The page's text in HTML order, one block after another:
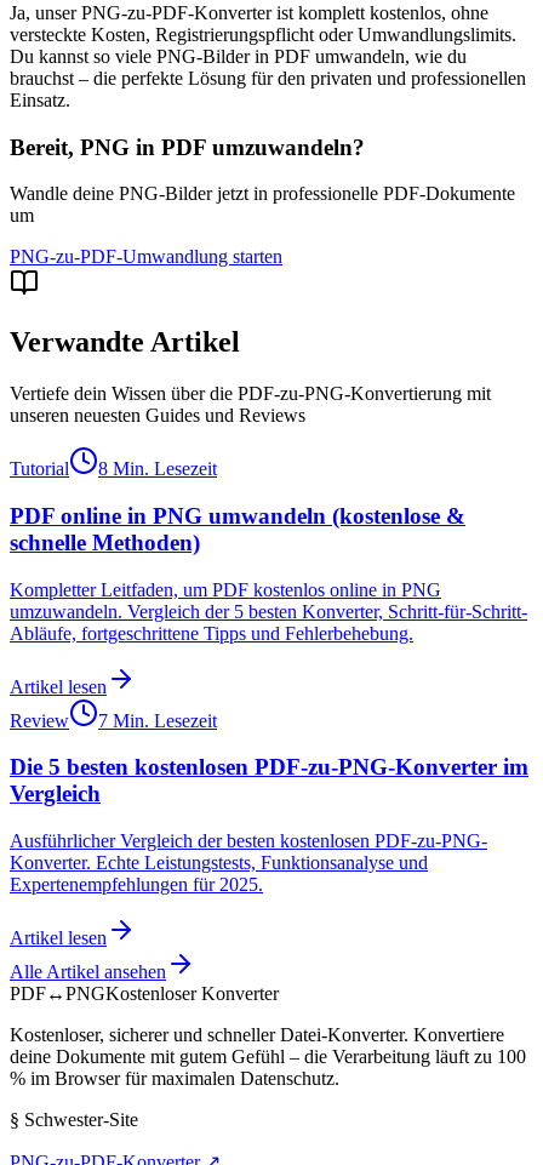
Ja, unser PNG-zu-PDF-Konverter ist komplett kostenlos, ohne
versteckte Kosten, Registrierungspflicht oder Umwandlungslimits.
Du kannst so viele PNG-Bilder in PDF umwandeln, wie du
brauchst – die perfekte Lösung für den privaten und professionellen
Einsatz.
Bereit, PNG in PDF umzuwandeln?
Wandle deine PNG-Bilder jetzt in professionelle PDF-Dokumente
um
PNG-zu-PDF-Umwandlung starten
Verwandte Artikel
Vertiefe dein Wissen über die PDF-zu-PNG-Konvertierung mit
unseren neuesten Guides und Reviews
Tutorial 8 Min. Lesezeit
PDF online in PNG umwandeln (kostenlose &
schnelle Methoden)
Kompletter Leitfaden, um PDF kostenlos online in PNG
umzuwandeln. Vergleich der 5 besten Konverter, Schritt-für-Schritt-
Abläufe, fortgeschrittene Tipps und Fehlerbehebung.
Artikel lesen
Review
7 Min. Lesezeit
Die 5 besten kostenlosen PDF-zu-PNG-Konverter im
Vergleich
Ausführlicher Vergleich der besten kostenlosen PDF-zu-PNG-
Konverter. Echte Leistungstests, Funktionsanalyse und
Expertenempfehlungen für 2025.
Artikel lesen
Alle Artikel ansehen
PDF↔PNGKostenloser Konverter
Kostenloser, sicherer und schneller Datei-Konverter. Konvertiere
deine Dokumente mit gutem Gefühl – die Verarbeitung läuft zu 100
% im Browser für maximalen Datenschutz.
§ Schwester-Site